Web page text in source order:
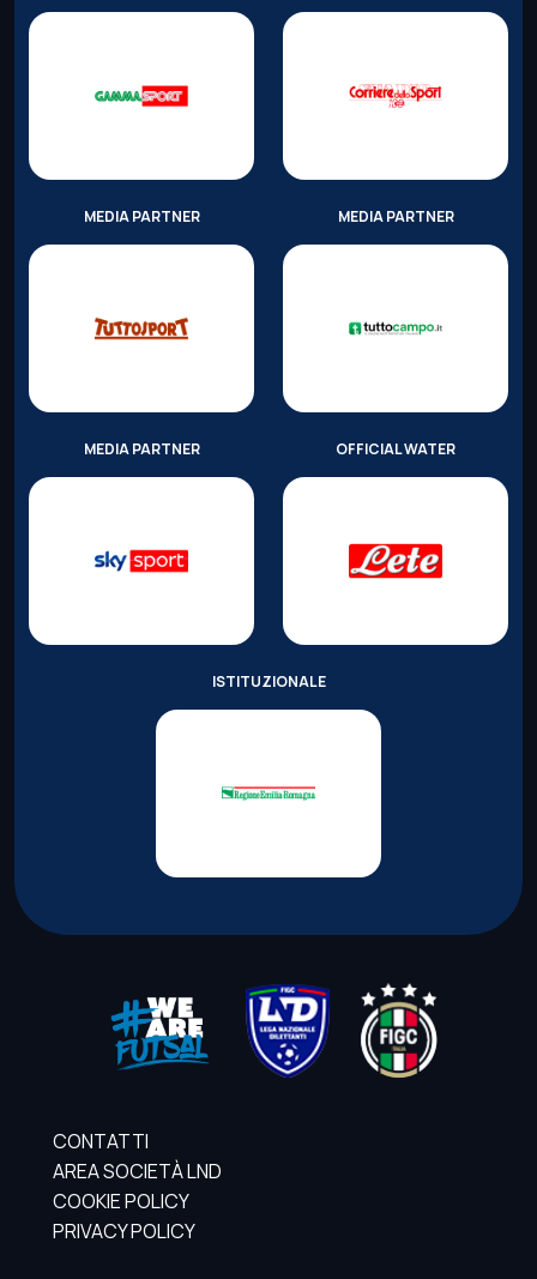
MEDIA PARTNER MEDIA PARTNER
MEDIA PARTNER OFFICIAL WATER
ISTITUZIONALE
CONTATTI
AREA SOCIETÀ LND
COOKIE POLICY
PRIVACY POLICY